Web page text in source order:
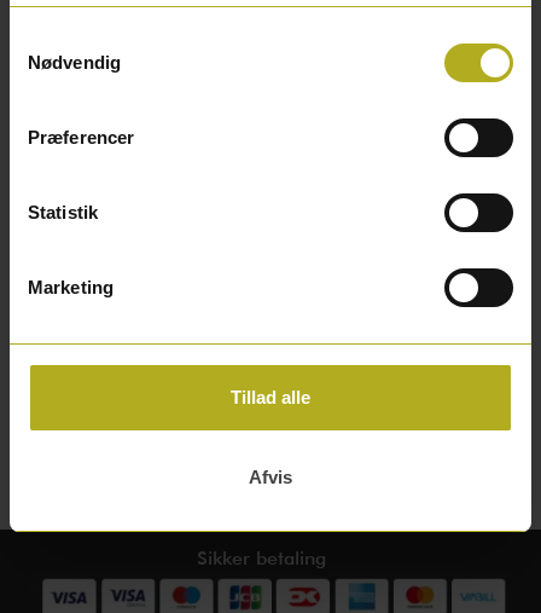
Nødvendig
Præferencer
Statistik
Marketing
Tillad alle
Afvis
Fugepistol
Sikker betaling